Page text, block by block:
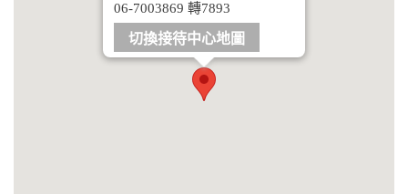
06-7003869 轉7893
切換接待中心地圖